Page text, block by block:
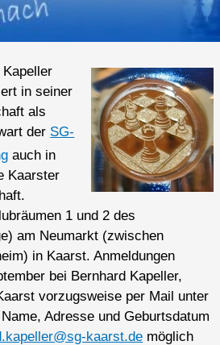
in seiner
als
der SG-
auch in
Kaarster
1 und 2 des
am Neumarkt (zwischen
in Kaarst. Anmeldungen
bei Bernhard Kapeller,
vorzugsweise per Mail unter
Adresse und Geburtsdatum
kaarst.de möglich